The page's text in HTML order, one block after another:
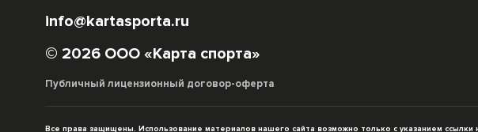
info@kartasporta.ru
© 2026 ООО «Карта спорта»
Публичный лицензионный договор-оферта
Все права защищены. Использование материалов нашего сайта возможно только с указанием ссылки